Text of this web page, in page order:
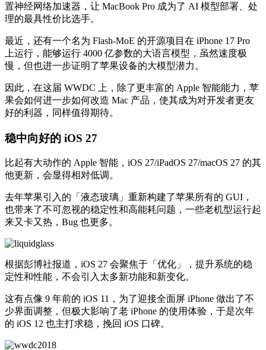
置神经网络加速器，让 MacBook Pro 成为了 AI 模型部署、处
理的最具性价比选手。
最近，还有一个名为 Flash-MoE 的开源项目在 iPhone 17 Pro
上运行，能够运行 4000 亿参数的大语言模型，虽然速度极
慢，但也进一步证明了苹果设备的大模型潜力。
因此，在这届 WWDC 上，除了更丰富的 Apple 智能能力，苹
果会如何进一步如何改造 Mac 产品，使其成为对开发者更友
好的利器，同样值得期待。
稳中向好的 iOS 27
比起有大动作的 Apple 智能，iOS 27/iPadOS 27/macOS 27 的其
他更新，会显得相对低调。
去年苹果引入的「液态玻璃」重新构建了苹果所有的 GUI，
也带来了不可忽视的稳定性和高能耗问题，一些老机型运行起
来又卡又热，Bug 也更多。
根据彭博社报道，iOS 27 会聚焦于「优化」，提升系统的稳
定性和性能，不会引入太多新功能和新变化。
这有点像 9 年前的 iOS 11，为了迎接全面屏 iPhone 做出了不
少界面调整，但极大影响了老 iPhone 的使用体验，于是次年
的 iOS 12 也主打求稳，挽回 iOS 口碑。